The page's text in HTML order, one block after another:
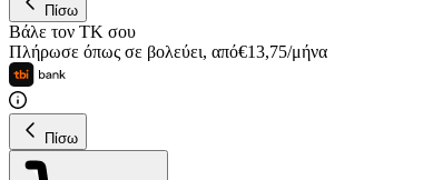
Πίσω
Βάλε τον ΤΚ σου
Πλήρωσε όπως σε βολεύει, από€13,75/μήνα
Πίσω